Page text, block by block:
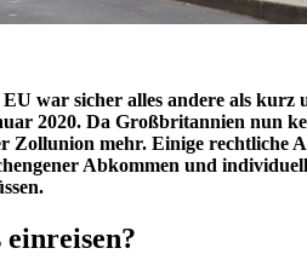
war sicher alles andere als
2020. Da Großbritannien nun
mehr. Einige rechtliche
Abkommen und